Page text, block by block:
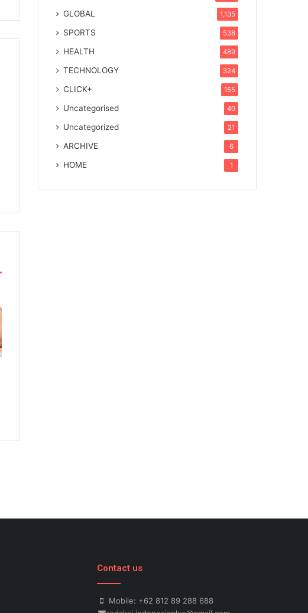
GLOBAL 1,135
SPORTS 538
HEALTH 489
TECHNOLOGY 324
CLICK+ 155
Uncategorised 40
Uncategorized 21
ARCHIVE 6
HOME 1
Contact us
Mobile: +62 812 89 288 688